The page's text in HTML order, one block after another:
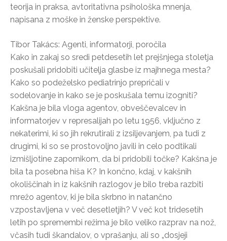
teorija in praksa, avtoritativna psihološka mnenja,
napisana z moške in ženske perspektive.
Tibor Takács: Agenti, informatorji, poročila
Kako in zakaj so sredi petdesetih let prejšnjega stoletja
poskušali pridobiti učitelja glasbe iz majhnega mesta?
Kako so podeželsko pediatrinjo prepričali v
sodelovanje in kako se je poskušala temu izogniti?
Kakšna je bila vloga agentov, obveščevalcev in
informatorjev v represalijah po letu 1956, vključno z
nekaterimi, ki so jih rekrutirali z izsiljevanjem, pa tudi z
drugimi, ki so se prostovoljno javili in celo podtikali
izmišljotine zapornikom, da bi pridobili točke? Kakšna je
bila ta posebna hiša K? In končno, kdaj, v kakšnih
okoliščinah in iz kakšnih razlogov je bilo treba razbiti
mrežo agentov, ki je bila skrbno in natančno
vzpostavljena v več desetletjih? V več kot tridesetih
letih po spremembi režima je bilo veliko razprav na nož,
včasih tudi škandalov, o vprašanju, ali so „dosjeji